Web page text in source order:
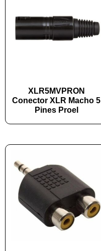
XLR5MVPRON
Conector XLR Macho 5
Pines Proel